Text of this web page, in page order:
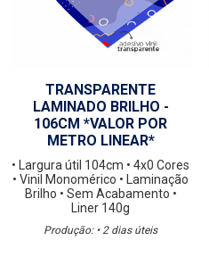
TRANSPARENTE
LAMINADO BRILHO -
106CM *VALOR POR
METRO LINEAR*
• Largura útil 104cm • 4x0 Cores
• Vinil Monomérico • Laminação
Brilho • Sem Acabamento •
Liner 140g
Produção: • 2 dias úteis